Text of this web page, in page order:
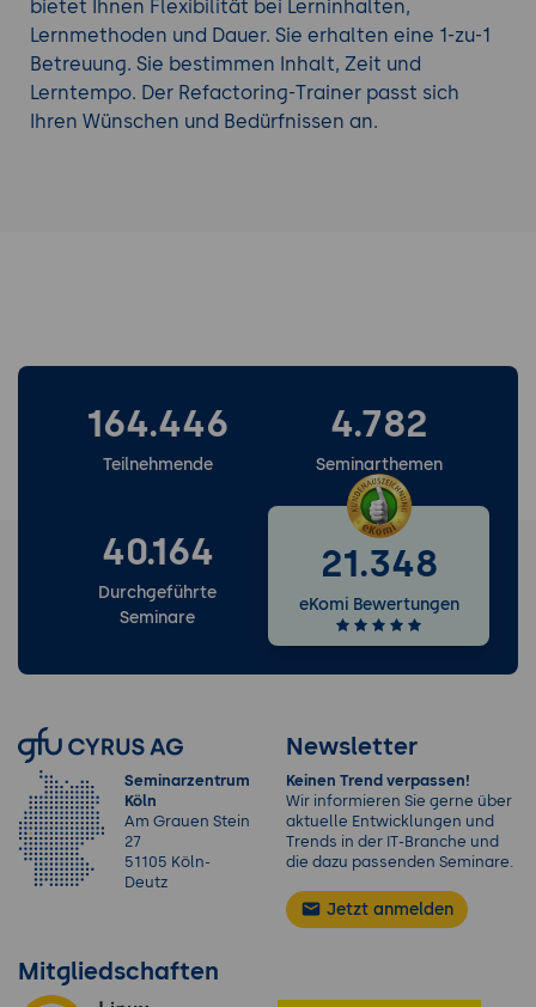
bietet Ihnen Flexibilität bei Lerninhalten,
Lernmethoden und Dauer. Sie erhalten eine 1-zu-1
Betreuung. Sie bestimmen Inhalt, Zeit und
Lerntempo. Der Refactoring-Trainer passt sich
Ihren Wünschen und Bedürfnissen an.
164.446
Teilnehmende
4.782
Seminarthemen
40.164
Durchgeführte
Seminare
21.348
eKomi Bewertungen
Seminarzentrum
Köln
Am Grauen Stein
27
51105 Köln-
Deutz
Newsletter
Keinen Trend verpassen!
Wir informieren Sie gerne über
aktuelle Entwicklungen und
Trends in der IT-Branche und
die dazu passenden Seminare.
Jetzt anmelden
Mitgliedschaften